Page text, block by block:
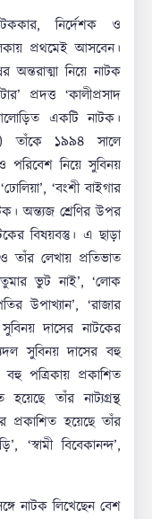
নির্দেশক ও
প্রথমেই আসবেন।
অন্তরাত্মা নিয়ে নাটক
প্রদত্ত ‘কালীপ্রসাদ
একটি নাটক।
তাঁকে ১৯৯৪ সালে
পরিবেশ নিয়ে সুবিনয়
‘বংশী বাইগার
অন্ত্যজ শ্রেণির উপর
বিষয়বস্তু। এ ছাড়া
তাঁর লেখায় প্রতিভাত
ভুট নাই’, ‘লোক
উপাখ্যান’, ‘রাজার
দাসের নাটকের
সুবিনয় দাসের বহু
পত্রিকায় প্রকাশিত
তাঁর নাট্যগ্রন্থ
প্রকাশিত হয়েছে তাঁর
‘স্বামী বিবেকানন্দ’,
নাটক লিখেছেন বেশ